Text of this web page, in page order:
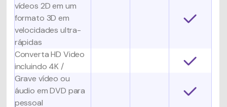
vídeos 2D em um
formato 3D em
velocidades ultra-
rápidas
Converta HD Video
incluindo 4K /
Grave vídeo ou
áudio em DVD para
pessoal